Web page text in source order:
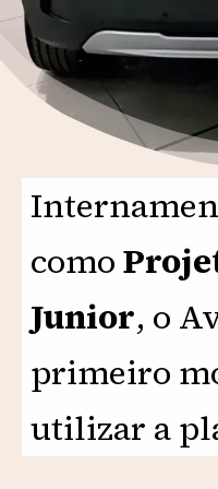
como
Junior, o
primeiro
utilizar a
como
Junior, o
primeiro
utilizar a